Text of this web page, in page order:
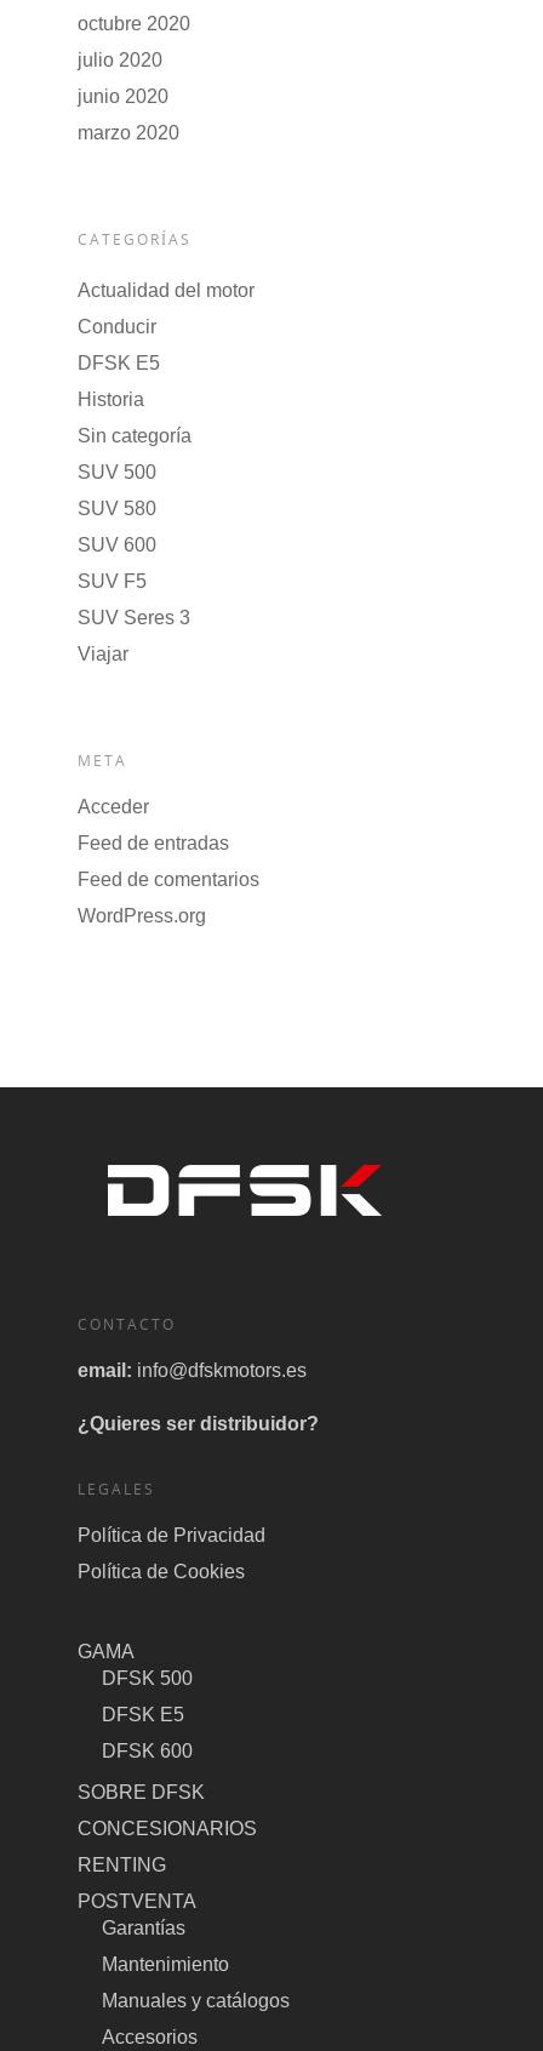
octubre 2020
julio 2020
junio 2020
marzo 2020
CATEGORÍAS
Actualidad del motor
Conducir
DFSK E5
Historia
Sin categoría
SUV 500
SUV 580
SUV 600
SUV F5
SUV Seres 3
Viajar
META
Acceder
Feed de entradas
Feed de comentarios
WordPress.org
CONTACTO
email: info@dfskmotors.es
¿Quieres ser distribuidor?
LEGALES
Política de Privacidad
Política de Cookies
GAMA
DFSK 500
DFSK E5
DFSK 600
SOBRE DFSK
CONCESIONARIOS
RENTING
POSTVENTA
Garantías
Mantenimiento
Manuales y catálogos
Accesorios